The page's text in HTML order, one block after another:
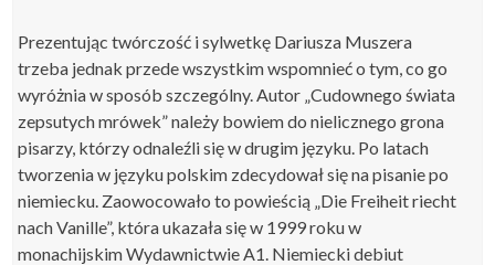
Prezentując twórczość i sylwetkę Dariusza Muszera
trzeba jednak przede wszystkim wspomnieć o tym, co go
wyróżnia w sposób szczególny. Autor „Cudownego świata
zepsutych mrówek” należy bowiem do nielicznego grona
pisarzy, którzy odnaleźli się w drugim języku. Po latach
tworzenia w języku polskim zdecydował się na pisanie po
niemiecku. Zaowocowało to powieścią „Die Freiheit riecht
nach Vanille”, która ukazała się w 1999 roku w
monachijskim Wydawnictwie A1. Niemiecki debiut